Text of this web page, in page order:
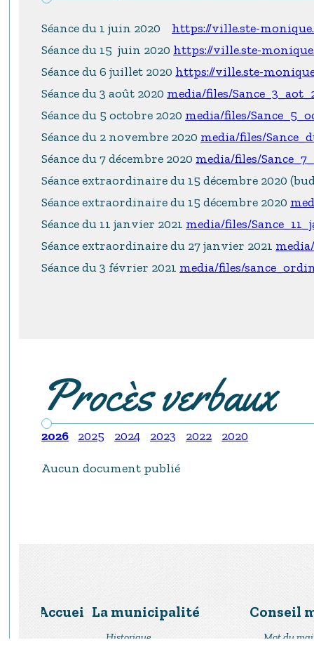
Séance du 1 juin 2020 https://ville.ste-
Séance du 15 juin 2020 https://ville.ste-
Séance du 6 juillet 2020 https://ville.ste-
Séance du 3 août 2020 media/files/
Séance du 5 octobre 2020 media/files/
Séance du 2 novembre 2020 media/files/
Séance du 7 décembre 2020 media/files/
Séance extraordinaire du 15 décembre 2020
Séance extraordinaire du 15 décembre 2020
Séance du 11 janvier 2021 media/files/
Séance extraordinaire du 27 janvier 2021
Séance du 3 février 2021 media/files/
Procès verbaux
2026 2025 2024 2023 2022 2020
Aucun document publié
Accueil La municipalité
Historique
Conseil
Mot du